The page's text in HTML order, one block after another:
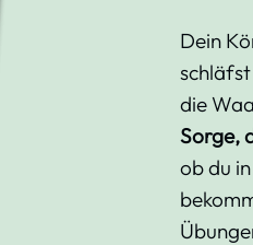
Dein
die
Sorge,
ob du